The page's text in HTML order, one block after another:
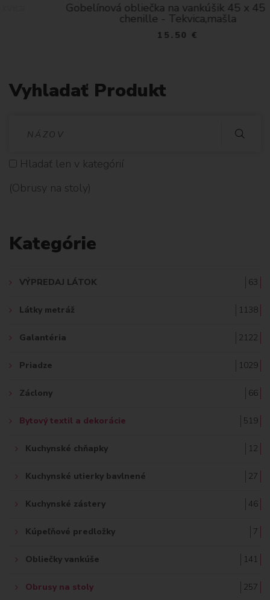
Gobelínová obliečka na vankúšik 45 x 45 cm -
chenille - Tekvica,mašla
Vyhladať Produkt
D
Hladať len v kategórií
(Obrusy na stoly)
Kategórie
VÝPREDAJ LÁTOK 63
Látky metráž 1138
Galantéria 2122
Priadze 1029
Záclony 66
Bytový textil a dekorácie 519
Kuchynské chňapky 12
Kuchynské utierky bavlnené 27
Kuchynské zástery 46
Kúpeľňové predložky 7
Obliečky vankúše 141
Obrusy na stoly 257